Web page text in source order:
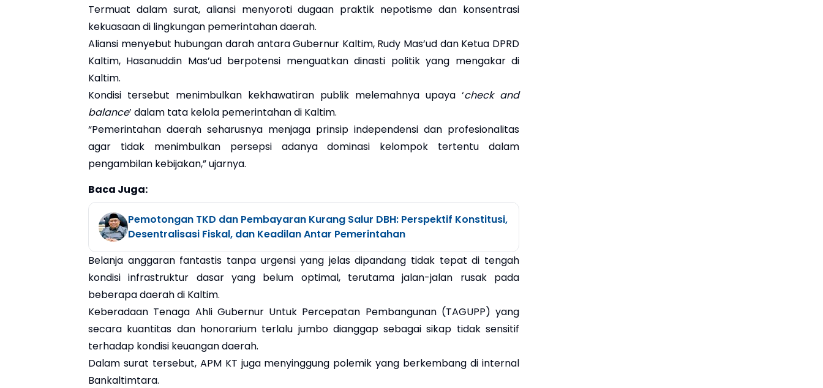
Termuat dalam surat, aliansi menyoroti dugaan praktik nepotisme dan konsentrasi
kekuasaan di lingkungan pemerintahan daerah.
Aliansi menyebut hubungan darah antara Gubernur Kaltim, Rudy Mas’ud dan Ketua DPRD
Kaltim, Hasanuddin Mas’ud berpotensi menguatkan dinasti politik yang mengakar di
Kaltim.
Kondisi tersebut menimbulkan kekhawatiran publik melemahnya upaya ‘check and
balance’ dalam tata kelola pemerintahan di Kaltim.
“Pemerintahan daerah seharusnya menjaga prinsip independensi dan profesionalitas
agar tidak menimbulkan persepsi adanya dominasi kelompok tertentu dalam
pengambilan kebijakan,” ujarnya.
Baca Juga:
Pemotongan TKD dan Pembayaran Kurang Salur DBH: Perspektif Konstitusi,
Desentralisasi Fiskal, dan Keadilan Antar Pemerintahan
Belanja anggaran fantastis tanpa urgensi yang jelas dipandang tidak tepat di tengah
kondisi infrastruktur dasar yang belum optimal, terutama jalan-jalan rusak pada
beberapa daerah di Kaltim.
Keberadaan Tenaga Ahli Gubernur Untuk Percepatan Pembangunan (TAGUPP) yang
secara kuantitas dan honorarium terlalu jumbo dianggap sebagai sikap tidak sensitif
terhadap kondisi keuangan daerah.
Dalam surat tersebut, APM KT juga menyinggung polemik yang berkembang di internal
Bankaltimtara.